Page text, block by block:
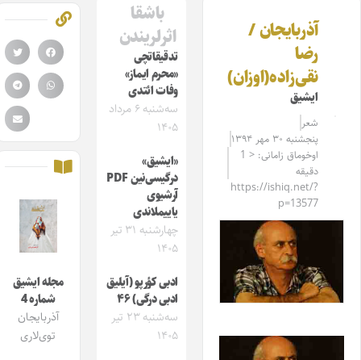
آذربایجان /
رضا
نقی‌زاده(اوزان)
ایشیق
شعر
پنجشنبه ۳۰ مهر ۱۳۹۴
اوخوماق زامانی: < 1
دقیقه
https://ishiq.net/?
p=13577
باشقا
اثرلریندن
تدقیقاتچی
«محرم ایماز»
وفات ائتدی
سه‌شنبه ۶ مرداد
۱۴۰۵
«ایشیق»
درگیسی‌نین PDF
آرشیوی
یاییملاندی
چهارشنبه ۳۱ تیر
۱۴۰۵
ادبی کؤرپو (آیلیق
ادبی درگی) ۴۶
سه‌شنبه ۲۳ تیر
۱۴۰۵
مجله ایشیق
شماره 4
آذربایجان
توی‌لاری